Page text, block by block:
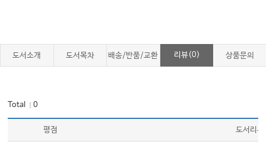
도서소개 도서목차 배송/반품/교환 리뷰(0) 상품문의
Total ｜0
평점 도서리뷰